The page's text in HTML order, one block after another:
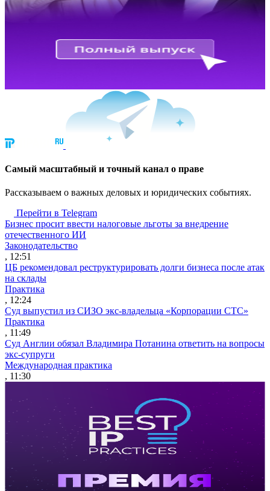
Cамый масштабный и точный канал о праве
Рассказываем о важных деловых и юридических событиях.
Перейти в Telegram
Бизнес просит ввести налоговые льготы за внедрение
отечественного ИИ
Законодательство
, 12:51
ЦБ рекомендовал реструктурировать долги бизнеса после атак
на склады
Практика
, 12:24
Суд выпустил из СИЗО экс-владельца «Корпорации СТС»
Практика
, 11:49
Суд Англии обязал Владимира Потанина ответить на вопросы
экс-супруги
Международная практика
, 11:30